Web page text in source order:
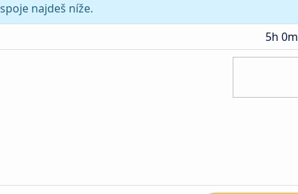
najdeš níže.
5h 0m